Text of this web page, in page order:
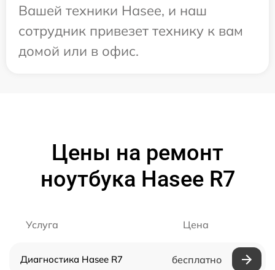
Вашей техники Hasee, и наш
сотрудник привезет технику к вам
домой или в офис.
Цены на ремонт
ноутбука Hasee R7
Услуга Цена
Диагностика Hasee R7 бесплатно